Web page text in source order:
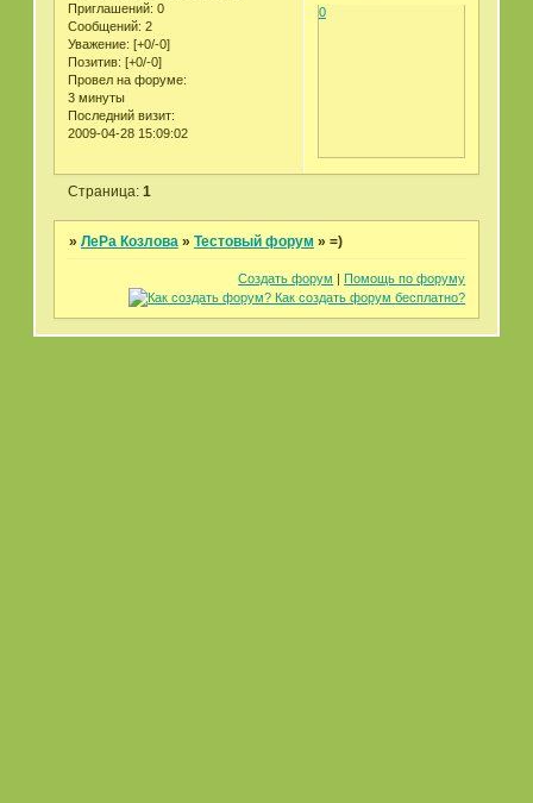
Приглашений: 0
Сообщений: 2
Уважение: [+0/-0]
Позитив: [+0/-0]
Провел на форуме:
3 минуты
Последний визит:
2009-04-28 15:09:02
0
Страница: 1
» ЛеРа Козлова » Тестовый форум » =)
Создать форум |Помощь по форуму